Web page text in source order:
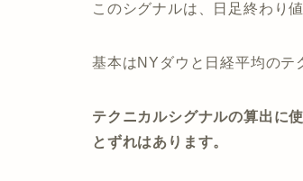
このシグナルは、日足終わり
基本はNYダウと日経平均のテ
テクニカルシグナルの算出に
とずれはあります。